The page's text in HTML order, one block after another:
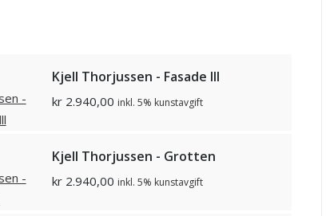
Kjell Thorjussen - Fasade lll
kr2.940,00 inkl. 5% kunstavgift
Kjell Thorjussen - Grotten
kr2.940,00 inkl. 5% kunstavgift